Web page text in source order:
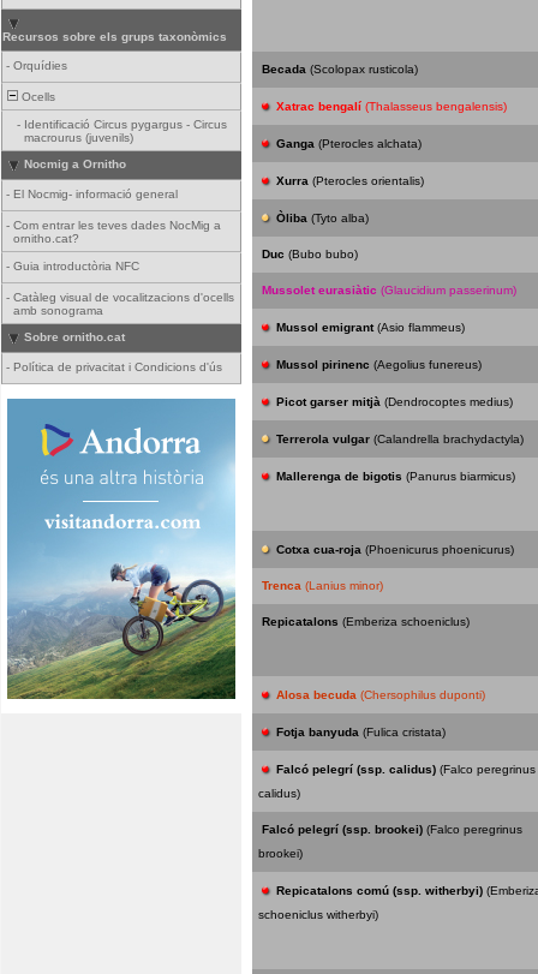
Recursos sobre els grups taxonòmics
- Orquídies
Ocells
- Identificació Circus pygargus - Circus
macrourus (juvenils)
Nocmig a Ornitho
- El Nocmig- informació general
- Com entrar les teves dades NocMig a
ornitho.cat?
- Guia introductòria NFC
- Catàleg visual de vocalitzacions d'ocells
amb sonograma
Sobre ornitho.cat
- Política de privacitat i Condicions d'ús
Becada (Scolopax rusticola)
Xatrac bengalí (Thalasseus bengalensis)
Ganga (Pterocles alchata)
Xurra (Pterocles orientalis)
Òliba (Tyto alba)
Duc (Bubo bubo)
Mussolet eurasiàtic (Glaucidium passerinum)
Mussol emigrant (Asio flammeus)
Mussol pirinenc (Aegolius funereus)
Picot garser mitjà (Dendrocoptes medius)
Terrerola vulgar (Calandrella brachydactyla)
Mallerenga de bigotis (Panurus biarmicus)
Cotxa cua-roja (Phoenicurus phoenicurus)
Trenca (Lanius minor)
Repicatalons (Emberiza schoeniclus)
Alosa becuda (Chersophilus duponti)
Fotja banyuda (Fulica cristata)
Falcó pelegrí (ssp. calidus) (Falco peregrinus
calidus)
Falcó pelegrí (ssp. brookei) (Falco peregrinus
brookei)
Repicatalons comú (ssp. witherbyi)
schoeniclus witherbyi)